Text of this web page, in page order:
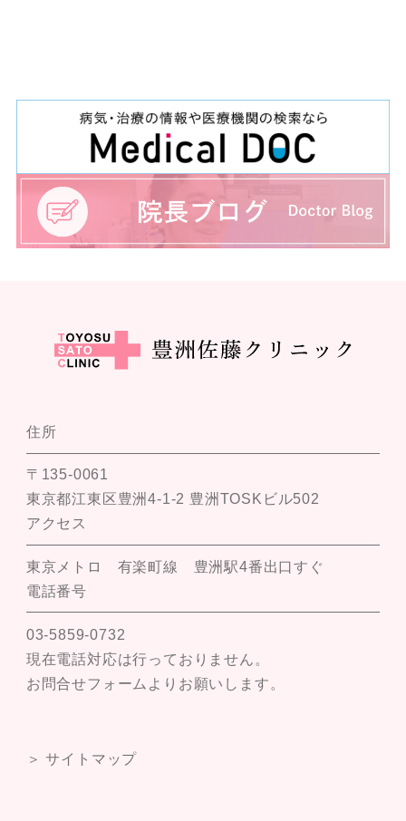
住所
〒135-0061
東京都江東区豊洲4-1-2 豊洲TOSKビル502
アクセス
東京メトロ 有楽町線 豊洲駅4番出口すぐ
電話番号
03-5859-0732
現在電話対応は行っておりません。
お問合せフォームよりお願いします。
＞ サイトマップ